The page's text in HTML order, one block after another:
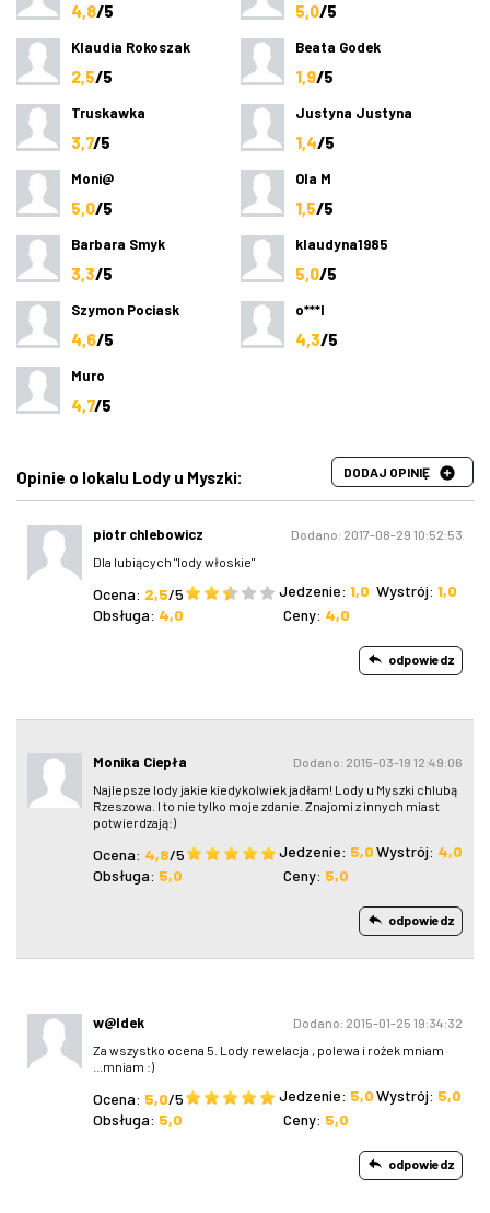
4,8/5 5,0/5
Klaudia Rokoszak
2,5/5
Beata Godek
1,9/5
Truskawka
3,7/5
Justyna Justyna
1,4/5
Moni@
5,0/5
Ola M
1,5/5
Barbara Smyk
3,3/5
klaudyna1985
5,0/5
Szymon Pociask
4,6/5
o***l
4,3/5
Muro
4,7/5
Opinie o lokalu Lody u Myszki: DODAJ OPINIĘ
piotr chlebowicz
Dodano: 2017-08-29 10:52:53
Dla lubiących "lody włoskie"
Ocena: 2,5/5 Jedzenie: 1,0 Wystrój: 1,0
Obsługa: 4,0 Ceny: 4,0
odpowiedz
Monika Ciepła
Dodano: 2015-03-19 12:49:06
Najlepsze lody jakie kiedykolwiek jadłam! Lody u Myszki chlubą
Rzeszowa. I to nie tylko moje zdanie. Znajomi z innych miast
potwierdzają:)
Ocena: 4,8/5 Jedzenie: 5,0Wystrój: 4,0
Obsługa: 5,0 Ceny: 5,0
odpowiedz
w@ldek
Dodano: 2015-01-25 19:34:32
Za wszystko ocena 5. Lody rewelacja , polewa i rożek mniam
...mniam :)
Ocena: 5,0/5 Jedzenie: 5,0Wystrój: 5,0
Obsługa: 5,0 Ceny: 5,0
odpowiedz